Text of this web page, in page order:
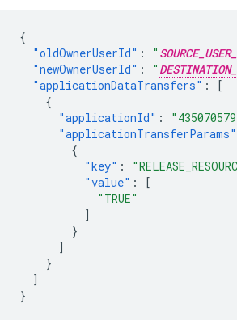
{
"oldOwnerUserId" : "
"newOwnerUserId" : "
"applicationDataTransfers" :
[
{
"applicationId" :
"applicationTransferParams"
{
"key" :
"value" :
[
"TRUE"
]
}
]
}
]
}